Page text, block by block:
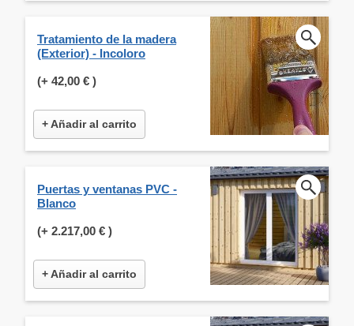
Tratamiento de la madera
(Exterior) - Incoloro
(+ 42,00 € )
+ Añadir al carrito
Puertas y ventanas PVC -
Blanco
(+ 2.217,00 € )
+ Añadir al carrito